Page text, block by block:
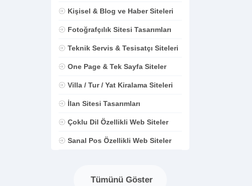
Kişisel & Blog ve Haber Siteleri
Fotoğrafçılık Sitesi Tasarımları
Teknik Servis & Tesisatçı Siteleri
One Page & Tek Sayfa Siteler
Villa / Tur / Yat Kiralama Siteleri
İlan Sitesi Tasarımları
Çoklu Dil Özellikli Web Siteler
Sanal Pos Özellikli Web Siteler
Tümünü Göster